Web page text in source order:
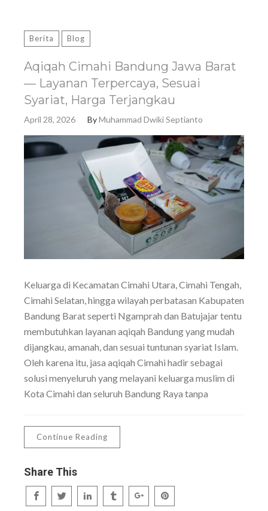
Berita Blog
Aqiqah Cimahi Bandung Jawa Barat
— Layanan Terpercaya, Sesuai
Syariat, Harga Terjangkau
April 28, 2026 ByMuhammad Dwiki Septianto
Keluarga di Kecamatan Cimahi Utara, Cimahi Tengah,
Cimahi Selatan, hingga wilayah perbatasan Kabupaten
Bandung Barat seperti Ngamprah dan Batujajar tentu
membutuhkan layanan aqiqah Bandung yang mudah
dijangkau, amanah, dan sesuai tuntunan syariat Islam.
Oleh karena itu, jasa aqiqah Cimahi hadir sebagai
solusi menyeluruh yang melayani keluarga muslim di
Kota Cimahi dan seluruh Bandung Raya tanpa
Continue Reading
Share This